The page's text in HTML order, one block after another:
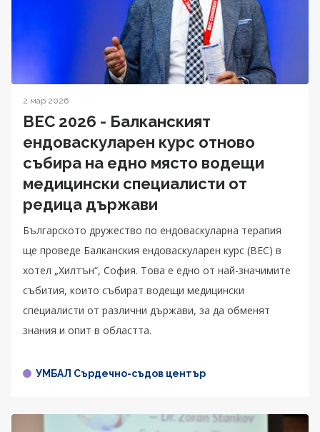
2 мар 2026
BEC 2026 - Балканският
ендоваскуларен курс отново
събира на едно място водещи
медицински специалисти от
редица държави
Българското дружество по ендоваскуларна терапия
ще проведе Балканския ендоваскуларен курс (BEC) в
хотел „Хилтън“, София. Това е едно от най-значимите
събития, които събират водещи медицински
специалисти от различни държави, за да обменят
знания и опит в областта.
УМБАЛ Сърдечно-съдов център